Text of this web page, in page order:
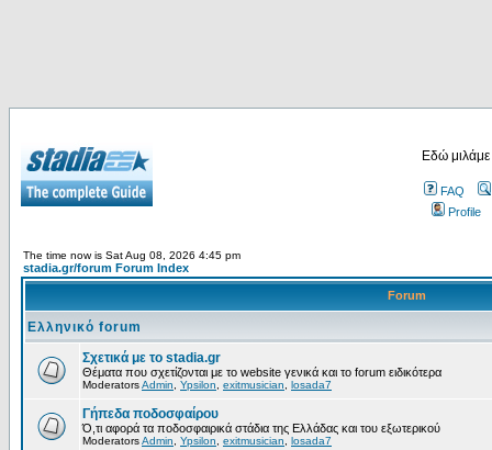
Εδώ
FAQ
Profile
The time now is Sat Aug 08, 2026 4:45 pm
stadia.gr/forum Forum Index
Forum
Ελληνικό forum
Σχετικά με το stadia.gr
Θέματα που σχετίζονται με το website γενικά και το forum ειδικότερα
ModeratorsAdmin Ypsilon exitmusician losada7
Γήπεδα ποδοσφαίρου
Ό,τι αφορά τα ποδοσφαιρικά στάδια της Ελλάδας και του εξωτερικού
ModeratorsAdmin Ypsilon exitmusician losada7